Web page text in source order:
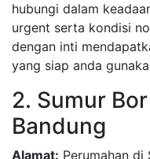
hubungi dalam
urgent serta kondisi
dengan inti
yang siap anda
2. Sumur
Bandung
Alamat: Perumahan di